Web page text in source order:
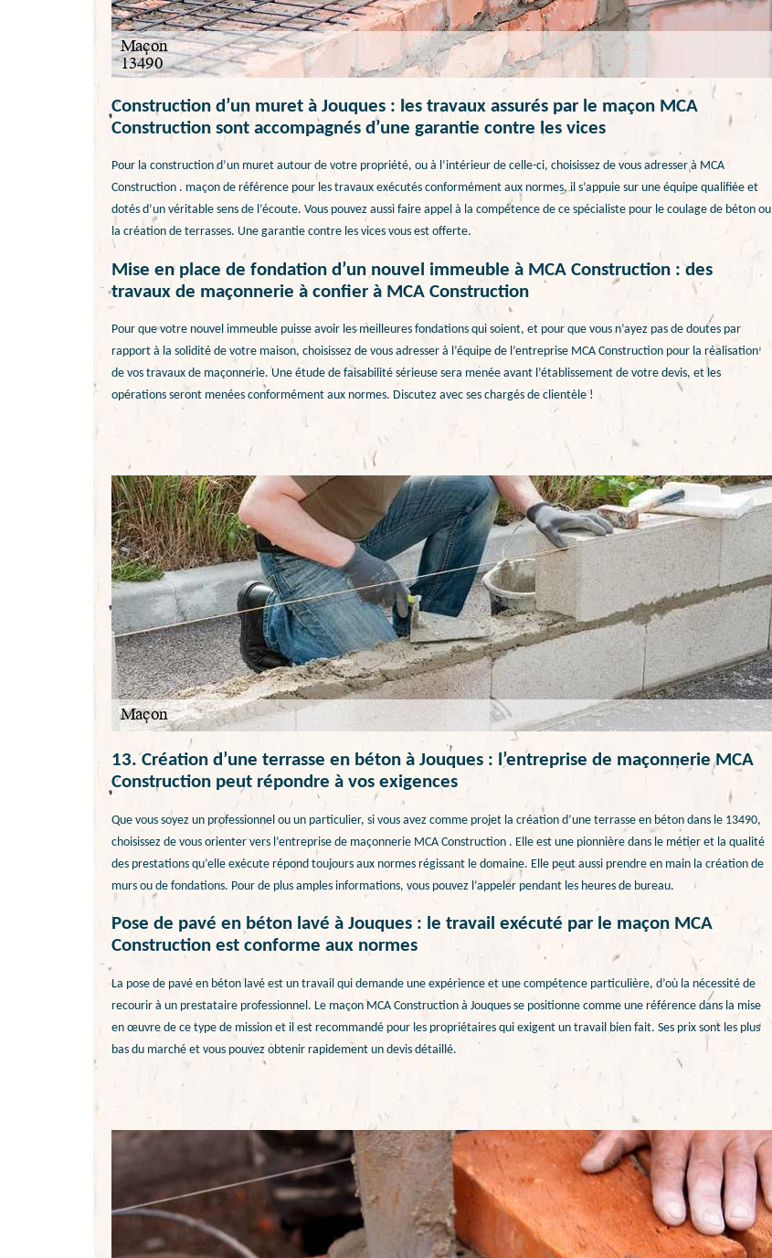
Construction d’un muret à Jouques : les travaux assurés par le maçon MCA
Construction sont accompagnés d’une garantie contre les vices
Pour la construction d’un muret autour de votre propriété, ou à l’intérieur de celle-ci, choisissez de vous adresser à MCA
Construction . maçon de référence pour les travaux exécutés conformément aux normes, il s’appuie sur une équipe qualifiée et
dotés d’un véritable sens de l’écoute. Vous pouvez aussi faire appel à la compétence de ce spécialiste pour le coulage de béton ou
la création de terrasses. Une garantie contre les vices vous est offerte.
Mise en place de fondation d’un nouvel immeuble à MCA Construction : des
travaux de maçonnerie à confier à MCA Construction
Pour que votre nouvel immeuble puisse avoir les meilleures fondations qui soient, et pour que vous n’ayez pas de doutes par
rapport à la solidité de votre maison, choisissez de vous adresser à l’équipe de l’entreprise MCA Construction pour la réalisation
de vos travaux de maçonnerie. Une étude de faisabilité sérieuse sera menée avant l’établissement de votre devis, et les
opérations seront menées conformément aux normes. Discutez avec ses chargés de clientèle !
13. Création d’une terrasse en béton à Jouques : l’entreprise de maçonnerie MCA
Construction peut répondre à vos exigences
Que vous soyez un professionnel ou un particulier, si vous avez comme projet la création d’une terrasse en béton dans le 13490,
choisissez de vous orienter vers l’entreprise de maçonnerie MCA Construction . Elle est une pionnière dans le métier et la qualité
des prestations qu’elle exécute répond toujours aux normes régissant le domaine. Elle peut aussi prendre en main la création de
murs ou de fondations. Pour de plus amples informations, vous pouvez l’appeler pendant les heures de bureau.
Pose de pavé en béton lavé à Jouques : le travail exécuté par le maçon MCA
Construction est conforme aux normes
La pose de pavé en béton lavé est un travail qui demande une expérience et une compétence particulière, d’où la nécessité de
recourir à un prestataire professionnel. Le maçon MCA Construction à Jouques se positionne comme une référence dans la mise
en œuvre de ce type de mission et il est recommandé pour les propriétaires qui exigent un travail bien fait. Ses prix sont les plus
bas du marché et vous pouvez obtenir rapidement un devis détaillé.